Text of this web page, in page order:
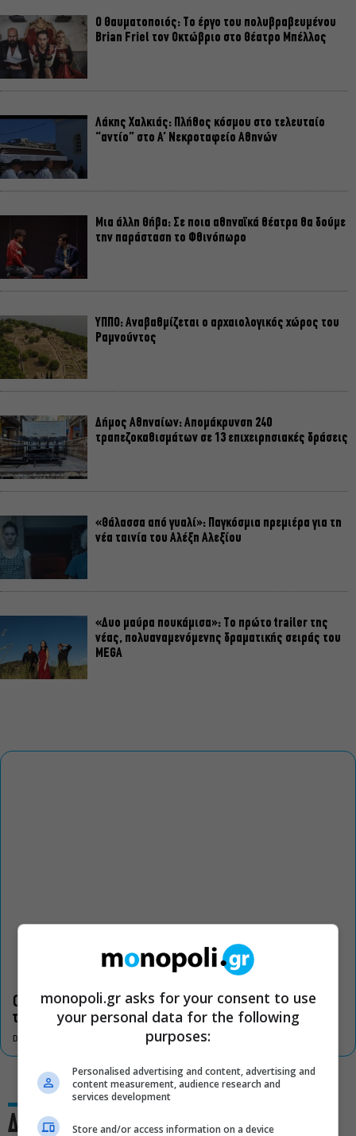
Ο Θαυματοποιός: Το έργο του πολυβραβευμένου
Brian Friel τον Οκτώβριο στο Θέατρο Μπέλλος
Λάκης Χαλκιάς: Πλήθος κόσμου στο τελευταίο
“αντίο” στο Α’ Νεκροταφείο Αθηνών
Μια άλλη Θήβα: Σε ποια αθηναϊκά θέατρα θα δούμε
την παράσταση το Φθινόπωρο
ΥΠΠΟ: Αναβαθμίζεται ο αρχαιολογικός χώρος του
Ραμνούντος
Δήμος Αθηναίων: Απομάκρυνση 240
τραπεζοκαθισμάτων σε 13 επιχειρησιακές δράσεις
«Θάλασσα από γυαλί»: Παγκόσμια πρεμιέρα για τη
νέα ταινία του Αλέξη Αλεξίου
«Δυο μαύρα πουκάμισα»: Το πρώτο trailer της
νέας, πολυαναμενόμενης δραματικής σειράς του
MEGA
Οι «Τρωάδες» στην Επίδαυρο αλλάζουν την αντίληψη για
τον πολιτισμό
DON'T MISS
Δες και αυτό
monopoli.gr asks for your consent to use
your personal data for the following
purposes:
Personalised advertising and content, advertising and
content measurement, audience research and
services development
Store and/or access information on a device